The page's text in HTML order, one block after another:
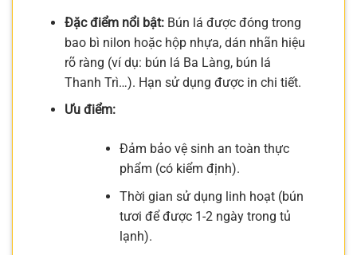
Đặc điểm nổi bật:Bún lá được đóng trong
bao bì nilon hoặc hộp nhựa, dán nhãn hiệu
rõ ràng (ví dụ: bún lá Ba Làng, bún lá
Thanh Trì…). Hạn sử dụng được in chi tiết.
Ưu điểm:
Đảm bảo vệ sinh an toàn thực
phẩm (có kiểm định).
Thời gian sử dụng linh hoạt (bún
tươi để được 1-2 ngày trong tủ
lạnh).